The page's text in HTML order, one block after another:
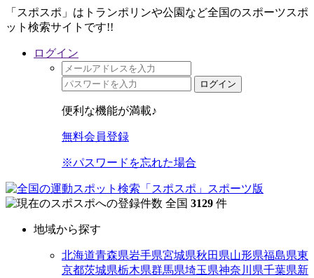
「スポスポ」はトランポリンや公園など全国のスポーツスポ
ット検索サイトです!!
ログイン
ログイン
便利な機能が満載♪
無料会員登録
※パスワードを忘れた場合
全国 3129 件
地域から探す
北海道青森県岩手県宮城県秋田県山形県福島県東
京都茨城県栃木県群馬県埼玉県神奈川県千葉県新